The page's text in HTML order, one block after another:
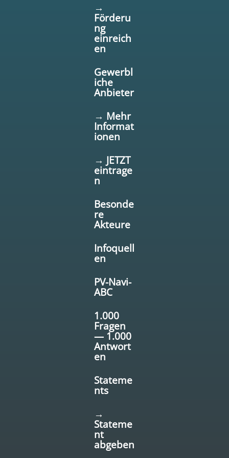
→
Förderu
ng
einreich
en
Gewerbl
iche
Anbieter
→ Mehr
Informat
ionen
→ JETZT
eintrage
n
Besonde
re
Akteure
Infoquell
en
PV-Navi-
ABC
1.000
Fragen
— 1.000
Antwort
en
Stateme
nts
→
Stateme
nt
abgeben